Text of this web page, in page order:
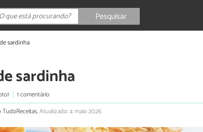
Pesquisar
sardinha
sardinha
1 comentário
Atualizado: 4 maio 2026